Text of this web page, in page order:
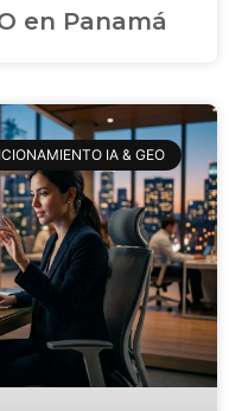
en Panamá
IA & GEO